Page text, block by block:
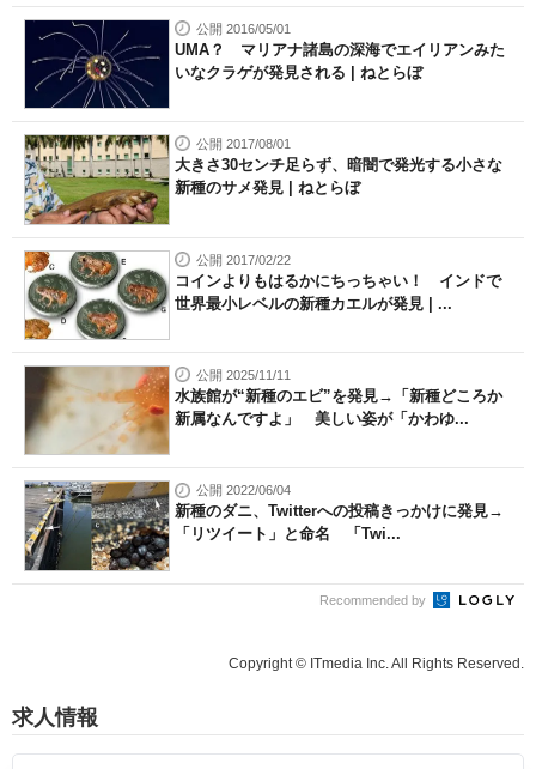
公開 2016/05/01
UMA？ マリアナ諸島の深海でエイリアンみた
いなクラゲが発見される | ねとらぼ
公開 2017/08/01
大きさ30センチ足らず、暗闇で発光する小さな
新種のサメ発見 | ねとらぼ
公開 2017/02/22
コインよりもはるかにちっちゃい！ インドで
世界最小レベルの新種カエルが発見 | ...
公開 2025/11/11
水族館が“新種のエビ”を発見→「新種どころか
新属なんですよ」 美しい姿が「かわゆ...
公開 2022/06/04
新種のダニ、Twitterへの投稿きっかけに発見→
「リツイート」と命名 「Twi...
Recommended by
Copyright © ITmedia Inc. All Rights Reserved.
求人情報